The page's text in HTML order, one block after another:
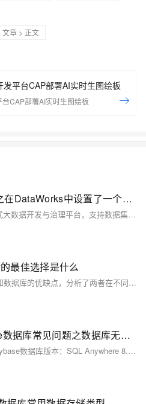
文章 > 正文
发平台CAP部署AI实时生图绘板
台CAP部署AI实时生图绘板
DataWorks操作报错合集之在DataWorks中设置了一个任务节点的调度时间，并将其发布到生产环境，但到了指定时间（例如17:30）却没有产生运行实例和相关日志如何解决
DataWorks是阿里云提供的一站式大数据开发与治理平台，支持数据集成、数据开发、数据服务、数据质量管理、数据安全管理等全流程数据处理。在使用DataWorks过程中，可能会遇到各种操作报错。以下是一些常见的报错情况及其可能的原因和解决方法。
最佳选择是什么
本文介绍了爬虫数据存储中CSV和数据库的优缺点，分析了两者在不同场景下的适用性。CSV简单易用、资源消耗低，适合小量数据；数据库则在处理大量数据和复杂查询时表现出色，支持并发操作。通过Python代码示例，展示了如何使用多线程和爬虫代理IP技术将百度搜索数据存储到MySQL数据库中，适用于大型项目和复杂数据分析需求。
Sybase数据恢复—Sybase数据库常见问题之数据库无法启动的恢复案例
Sybase数据库数据恢复环境： Sybase数据库版本：SQL Anywhere 8.0。 Sybase数据库故障&分析： Sybase数据库无法启动。 使用Sybase Central连接报错。 数据库数据恢复工程师经过检测，发现Sybase数据库出现故障的原因是：异常断电造成Sybase数据库无法回写正常数据，导致多个存储页数据不一致，系统表描述和存储表不一致，部分存储页底层数据完全杂乱。